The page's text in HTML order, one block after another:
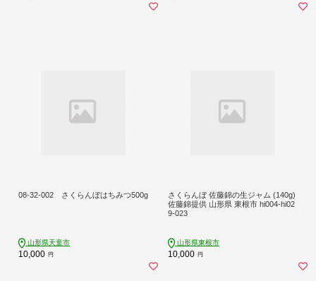
08-32-002 さくらんぼはちみつ500g
山形県天童市
10,000 円
さくらんぼ 佐藤錦の生ジャム (140g)
佐藤錦提供 山形県 東根市 hi004-hi02
9-023
山形県東根市
10,000 円